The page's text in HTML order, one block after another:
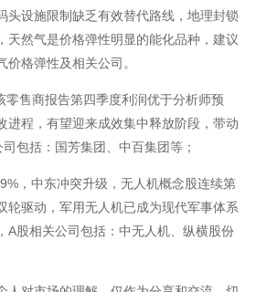
头设施限制缺乏有效替代路线，地理封锁
天然气是价格弹性明显的能化品种，建议
格弹性及相关公司。
售商报告第四季度利润优于分析师预
进程，有望迎来成效集中释放阶段，带动
包括：国芳集团、中百集团等；
，中东冲突升级，无人机概念股连续第
轮驱动，军用无人机已成为现代军事体系
A股相关公司包括：中无人机、纵横股份